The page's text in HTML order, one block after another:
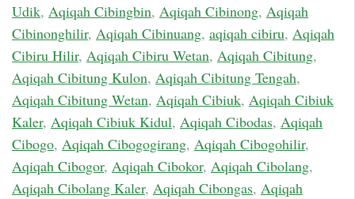
Udik, Aqiqah Cibingbin, Aqiqah Cibinong, Aqiqah
Cibinonghilir, Aqiqah Cibinuang, aqiqah cibiru, Aqiqah
Cibiru Hilir, Aqiqah Cibiru Wetan, Aqiqah Cibitung,
Aqiqah Cibitung Kulon, Aqiqah Cibitung Tengah,
Aqiqah Cibitung Wetan, Aqiqah Cibiuk, Aqiqah Cibiuk
Kaler, Aqiqah Cibiuk Kidul, Aqiqah Cibodas, Aqiqah
Cibogo, Aqiqah Cibogogirang, Aqiqah Cibogohilir,
Aqiqah Cibogor, Aqiqah Cibokor, Aqiqah Cibolang,
Aqiqah Cibolang Kaler, Aqiqah Cibongas, Aqiqah